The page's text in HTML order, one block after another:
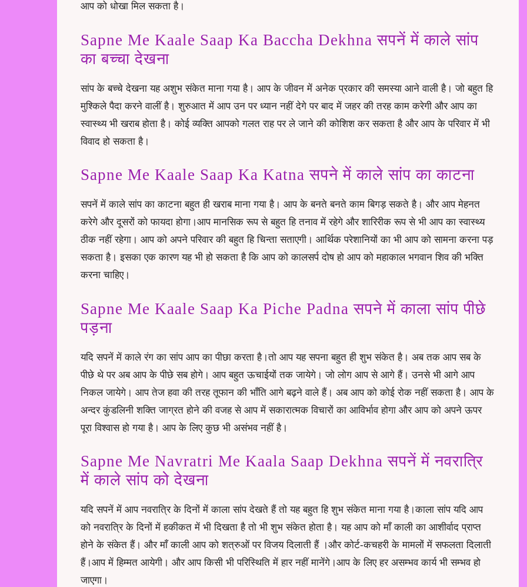
आप को धोखा मिल सकता है।
Sapne Me Kaale Saap Ka Baccha Dekhna सपनें में काले सांप
का बच्चा देखना
सांप के बच्चे देखना यह अशुभ संकेत माना गया है। आप के जीवन में अनेक प्रकार की समस्या आने वाली है। जो बहुत हि
मुश्किले पैदा करने वालीं है। शुरुआत में आप उन पर ध्यान नहीं देगे पर बाद में जहर की तरह काम करेगी और आप का
स्वास्थ्य भी खराब होता है। कोई व्यक्ति आपको गलत राह पर ले जाने की कोशिश कर सकता है और आप के परिवार में भी
विवाद हो सकता है।
Sapne Me Kaale Saap Ka Katna सपने में काले सांप का काटना
सपनें में काले सांप का काटना बहुत ही खराब माना गया है। आप के बनते बनते काम बिगड़ सकते है। और आप मेहनत
करेगे और दूसरों को फायदा होगा।आप मानसिक रूप से बहुत हि तनाव में रहेगे और शारिरीक रूप से भी आप का स्वास्थ्य
ठीक नहीं रहेगा। आप को अपने परिवार की बहुत हि चिन्ता सताएगी। आर्थिक परेशानियों का भी आप को सामना करना पड़
सकता है। इसका एक कारण यह भी हो सकता है कि आप को कालसर्प दोष हो आप को महाकाल भगवान शिव की भक्ति
करना चाहिए।
Sapne Me Kaale Saap Ka Piche Padna सपने में काला सांप पीछे
पड़ना
यदि सपनें में काले रंग का सांप आप का पीछा करता है।तो आप यह सपना बहुत ही शुभ संकेत है। अब तक आप सब के
पीछे थे पर अब आप के पीछे सब होगे। आप बहुत ऊचाईयों तक जायेगे। जो लोग आप से आगे हैं। उनसे भी आगे आप
निकल जायेगे। आप तेज हवा की तरह तूफान की भाँति आगे बढ़ने वाले हैं। अब आप को कोई रोक नहीं सकता है। आप के
अन्दरकुंडलिनी शक्ति जाग्रतहोने की वजह से आप में सकारात्मक विचारों का आविर्भाव होगा और आप को अपने ऊपर
पूरा विश्वास हो गया है। आप के लिए कुछ भी असंभव नहीं है।
Sapne Me Navratri Me Kaala Saap Dekhna सपनें में नवरात्रि
में काले सांप को देखना
यदि सपनें में आप नवरात्रि के दिनों में काला सांप देखते हैं तो यह बहुत हि शुभ संकेत माना गया है।काला सांप यदि आप
को नवरात्रि के दिनों में हकीकत में भी दिखता है तो भी शुभ संकेत होता है। यह आप कोमाँ काली का आशीर्वाद प्राप्त
होने के संकेत हैं। और माँ काली आप को शत्रुओं पर विजय दिलाती हैं ।और कोर्ट-कचहरी के मामलों में सफलता दिलाती
हैं।आप में हिम्मत आयेगी। और आप किसी भी परिस्थिति में हार नहीं मानेंगे।आप के लिए हर असम्भव कार्य भी सम्भव हो
जाएगा।